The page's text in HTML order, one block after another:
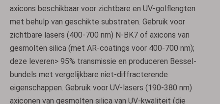
axicons beschikbaar voor zichtbare en UV-golflengten
met behulp van geschikte substraten. Gebruik voor
zichtbare lasers (400-700 nm) N-BK7 of axicons van
gesmolten silica (met AR-coatings voor 400-700 nm);
deze leveren> 95% transmissie en produceren Bessel-
bundels met vergelijkbare niet-diffracterende
eigenschappen. Gebruik voor UV-lasers (190-380 nm)
axiconen van gesmolten silica van UV-kwaliteit (die
Plano-convexe lenzen Plano-concave lenzen